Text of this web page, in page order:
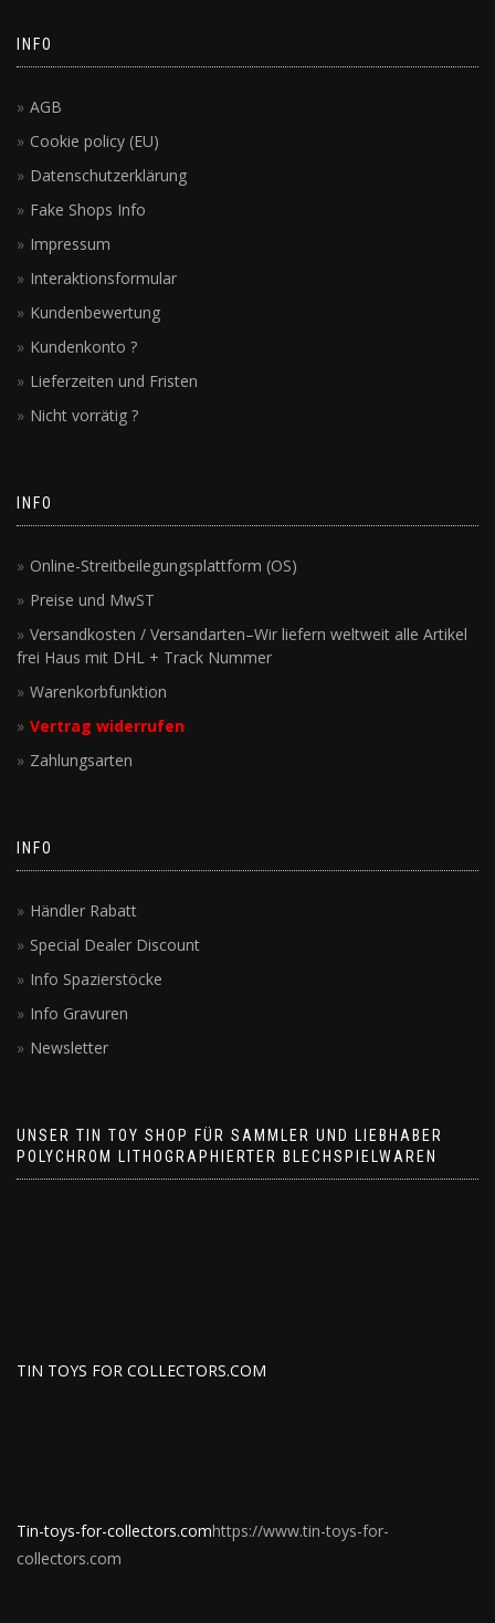
INFO
AGB
Cookie policy (EU)
Datenschutzerklärung
Fake Shops Info
Impressum
Interaktionsformular
Kundenbewertung
Kundenkonto ?
Lieferzeiten und Fristen
Nicht vorrätig ?
INFO
Online-Streitbeilegungsplattform (OS)
Preise und MwST
Versandkosten / Versandarten–Wir liefern weltweit alle Artikel
frei Haus mit DHL + Track Nummer
Warenkorbfunktion
Vertrag widerrufen
Zahlungsarten
INFO
Händler Rabatt
Special Dealer Discount
Info Spazierstöcke
Info Gravuren
Newsletter
UNSER TIN TOY SHOP FÜR SAMMLER UND LIEBHABER
POLYCHROM LITHOGRAPHIERTER BLECHSPIELWAREN
TIN TOYS FOR COLLECTORS.COM
Tin-toys-for-collectors.comhttps://www.tin-toys-for-
collectors.com